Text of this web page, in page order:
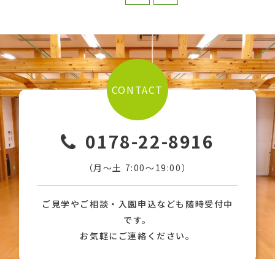
CONTACT
0178-22-8916
（月〜土 7:00〜19:00）
ご見学やご相談・入園申込なども随時受付中
です。
お気軽にご連絡ください。